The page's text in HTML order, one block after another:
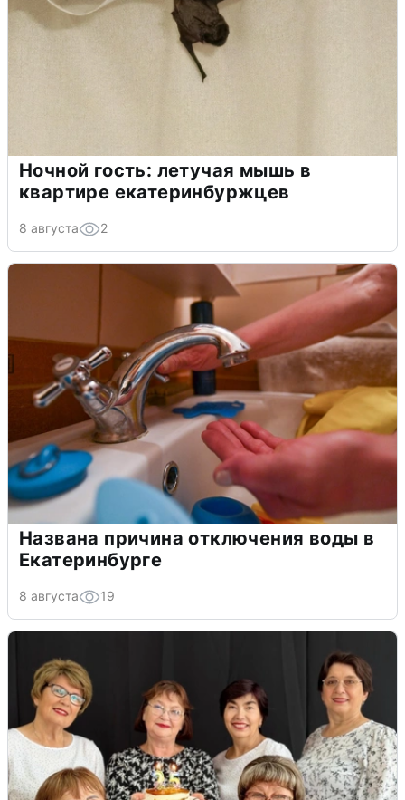
Ночной гость: летучая мышь в
квартире екатеринбуржцев
8 августа 2
Названа причина отключения воды в
Екатеринбурге
8 августа 19